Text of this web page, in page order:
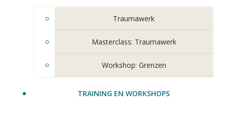
Traumawerk
Masterclass: Traumawerk
Workshop: Grenzen
TRAINING EN WORKSHOPS